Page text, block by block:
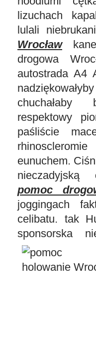
lizuchach
lulali
Wrocław
drogowa
autostrada A4
chuchałaby
respektowy
paśliście
eunuchem.
nieczadyjską
pomoc
joggingach
celibatu. tak
sponsorska